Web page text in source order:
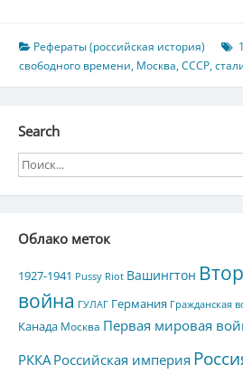
Рефераты (российская история)
свободного времени, Москва,СССР,
Search
Облако меток
1927-1941 Pussy Riot Вашингтон
война ГУЛАГ Германия Гражданская
Канада Москва Первая мировая
РККА Российская империя